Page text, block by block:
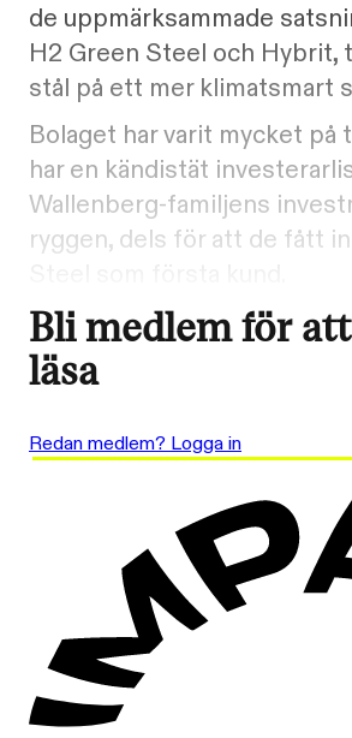
de uppmärksammade
H2 Green Steel och Hybrit,
stål på ett mer klimatsmart
Bolaget har varit mycket på
har en kändistät
Wallenberg-familjens
ryggen, dels för att de fått
Bli medlem för
läsa
Redan medlem? Logga in